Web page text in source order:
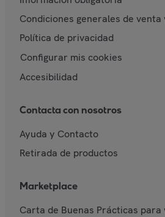
Condiciones generales de venta
Política de privacidad
Configurar mis cookies
Accesibilidad
Contacta con nosotros
Ayuda y Contacto
Retirada de productos
Marketplace
Carta de Buenas Prácticas para